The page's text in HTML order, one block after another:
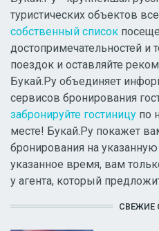
туристических объектов
собственный список
достопримечательностей и
поездок и оставляйте
Букай.Ру объединяет
сервисов бронирования
забронируйте гостиницу по
месте! Букай.Ру покажет
бронирования на
указанное время, вам
у агента, который
СВЕЖИЕ